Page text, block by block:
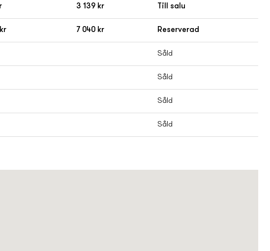
3 139 kr Till salu
7 040 kr Reserverad
Såld
Såld
Såld
Såld